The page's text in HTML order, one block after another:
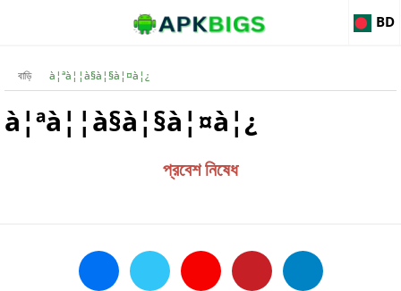
BD
বাড়ি à¦ªà¦¦à§à¦§à¦¤à¦¿
à¦ªà¦¦à§à¦§à¦¤à¦¿
প্রবেশ নিষেধ